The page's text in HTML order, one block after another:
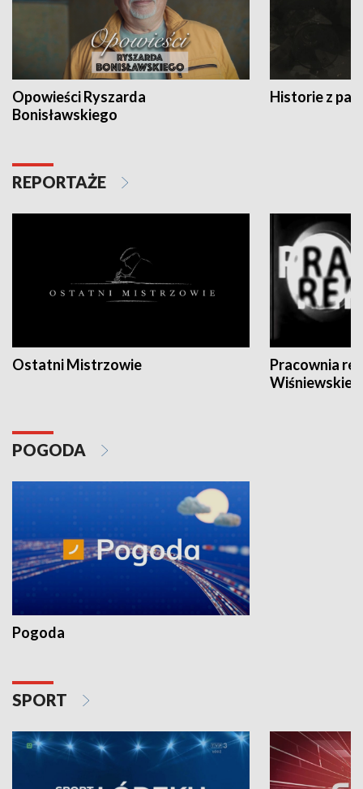
Opowieści Ryszarda
Bonisławskiego
Historie z
REPORTAŻE
Ostatni Mistrzowie
Pracownia
POGODA
Pogoda
SPORT